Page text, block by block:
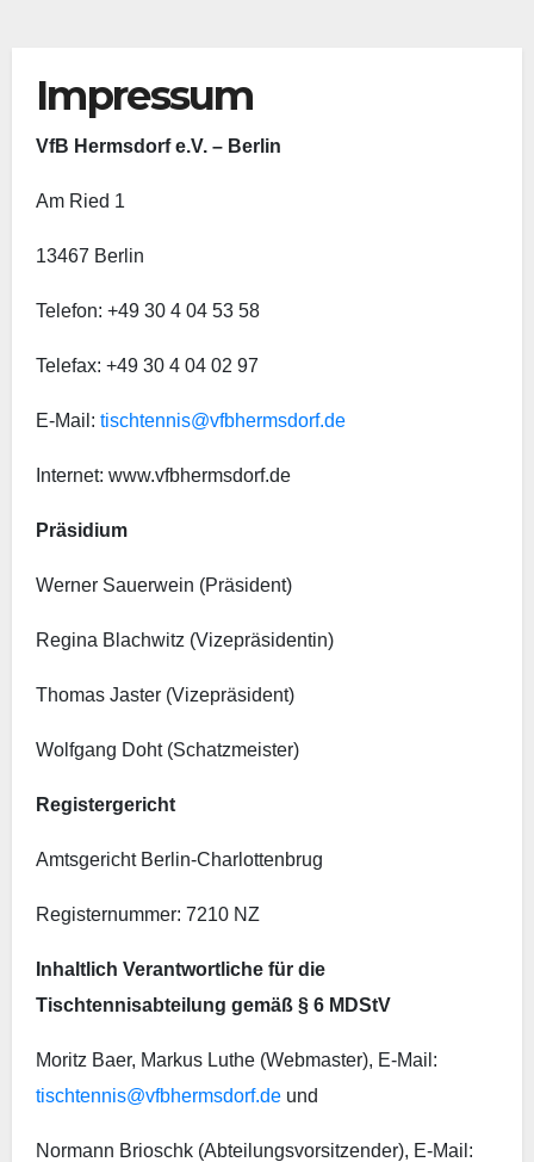
Impressum
VfB Hermsdorf e.V. – Berlin
Am Ried 1
13467 Berlin
Telefon: +49 30 4 04 53 58
Telefax: +49 30 4 04 02 97
E-Mail: tischtennis@vfbhermsdorf.de
Internet: www.vfbhermsdorf.de
Präsidium
Werner Sauerwein (Präsident)
Regina Blachwitz (Vizepräsidentin)
Thomas Jaster (Vizepräsident)
Wolfgang Doht (Schatzmeister)
Registergericht
Amtsgericht Berlin-Charlottenbrug
Registernummer: 7210 NZ
Inhaltlich Verantwortliche für die
Tischtennisabteilung gemäß § 6 MDStV
Moritz Baer, Markus Luthe (Webmaster), E-Mail:
tischtennis@vfbhermsdorf.de und
Normann Brioschk (Abteilungsvorsitzender), E-Mail: